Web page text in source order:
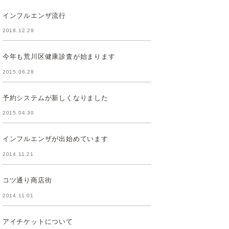
インフルエンザ流行
2018.12.29
今年も荒川区健康診査が始まります
2015.06.28
予約システムが新しくなりました
2015.04.30
インフルエンザが出始めています
2014.11.21
コツ通り商店街
2014.11.01
アイチケットについて